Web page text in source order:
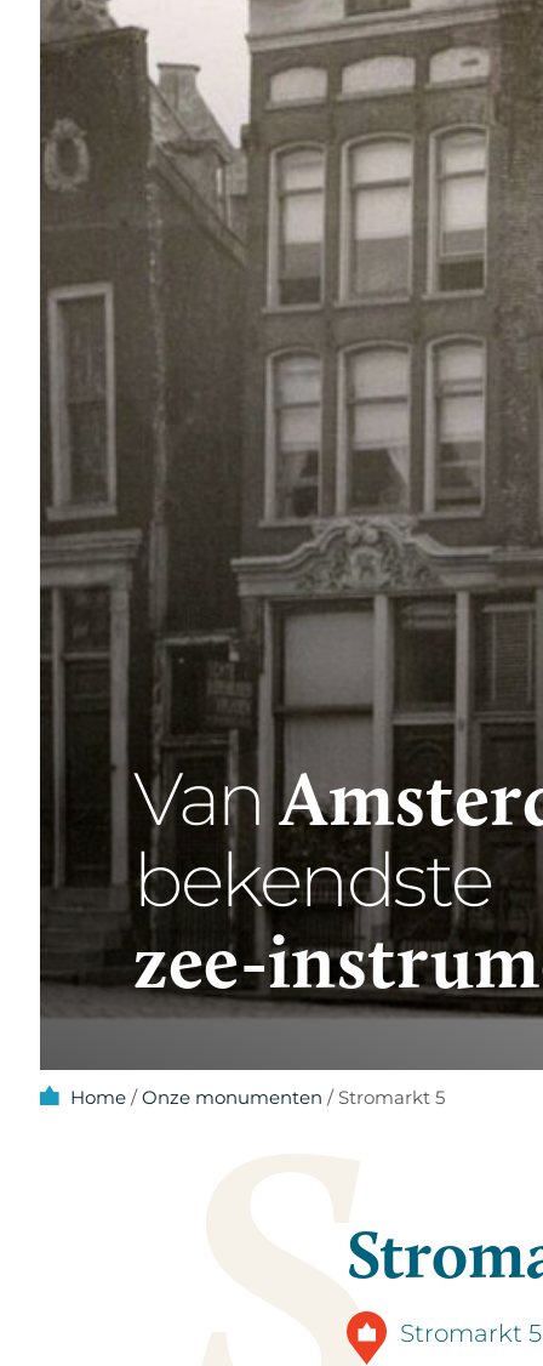
Van
bekendste
zee-
Home/Onze monumenten / Stromarkt 5
Stromarkt